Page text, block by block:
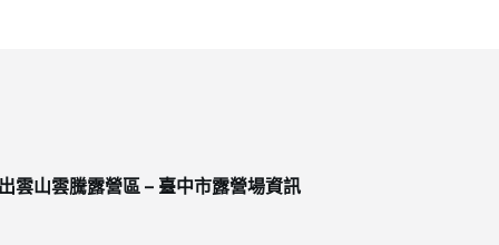
出雲山雲騰露營區 – 臺中市露營場資訊